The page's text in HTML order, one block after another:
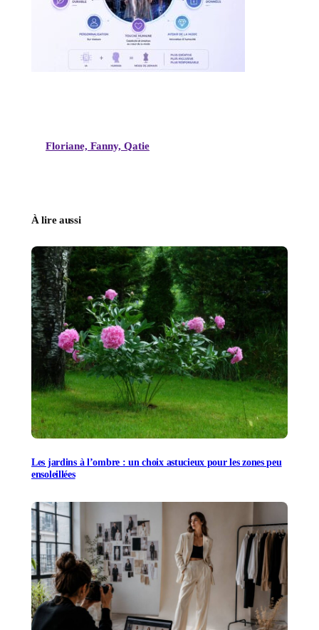
Floriane, Fanny, Qatie
À lire aussi
Les jardins à l’ombre : un choix astucieux pour les zones peu
ensoleillées